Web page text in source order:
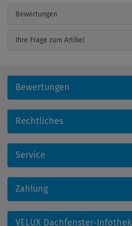
Bewertungen
Ihre Frage zum Artikel
Bewertungen
Rechtliches
Service
Zahlung
VELUX Dachfenster-Infothek